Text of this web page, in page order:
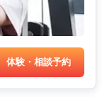
体験・相談予約